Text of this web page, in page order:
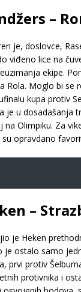
–
je, doslovce,
viđeno lice na
ekipe.
Rola. Moglo bi se
kupa protiv
je u dosadašanja
na Olimpiku. Za
su opravdano
–
je Heken
je ostalo samo
prvi protiv
protivnika i